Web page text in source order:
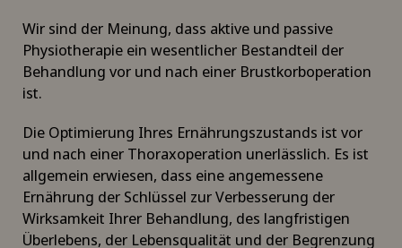
Beckenbindung / Rebozo
Check-up
Check-up für Frauen
Wir sind der Meinung, dass aktive und passive
Physiotherapie ein wesentlicher Bestandteil der
Behandlung vor und nach einer Brustkorboperation
ist.
Die Optimierung Ihres Ernährungszustands ist vor
und nach einer Thoraxoperation unerlässlich. Es ist
allgemein erwiesen, dass eine angemessene
Ernährung der Schlüssel zur Verbesserung der
Wirksamkeit Ihrer Behandlung, des langfristigen
Überlebens, der Lebensqualität und der Begrenzung